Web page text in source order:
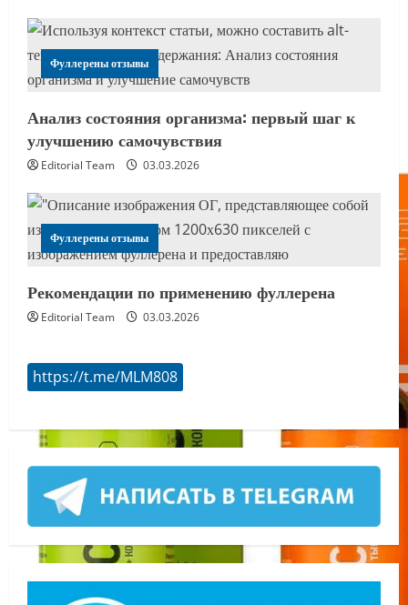
Фуллерены отзывы
Анализ состояния организма: первый шаг к
улучшению самочувствия
Editorial Team 03.03.2026
Фуллерены отзывы
Рекомендации по применению фуллерена
Editorial Team 03.03.2026
https://t.me/MLM808